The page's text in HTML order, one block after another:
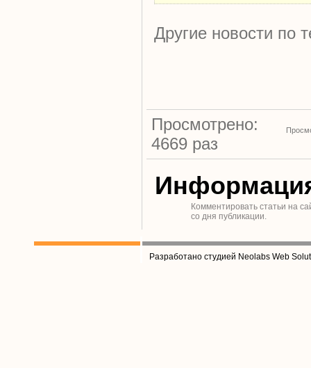
Другие новости по
Просмотрено:
4669 раз
Комментировать статьи на
со дня публикации.
Разработано студией Neolabs Web